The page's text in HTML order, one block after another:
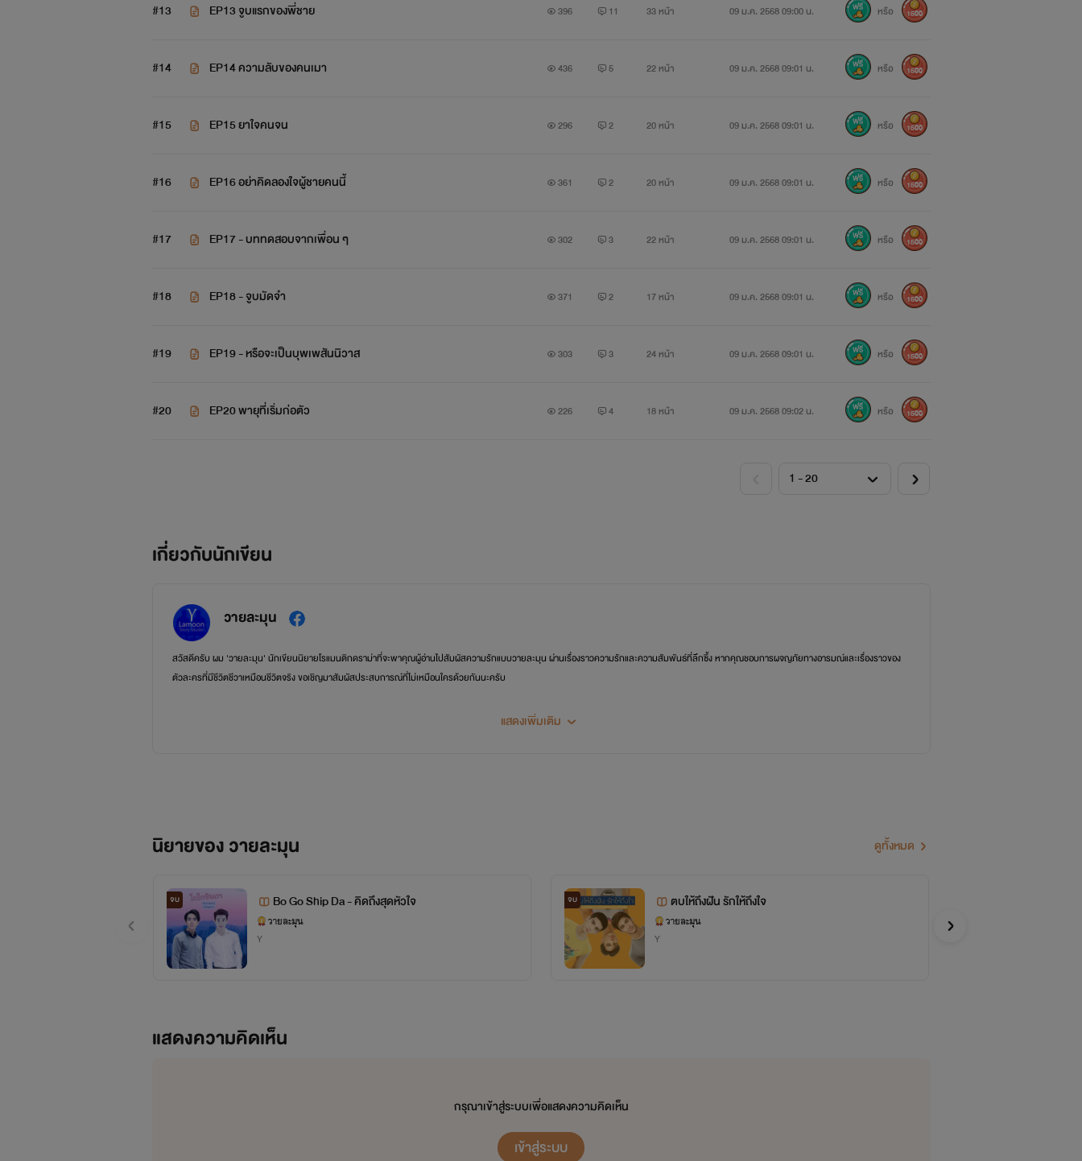
#13 EP13 จูบแรกของพี่ชาย 396 11 33 หน้า 09 ม.ค. 2568 09:00 น. หรือ 1500
#14 EP14 ความลับของคนเมา 436 5 22 หน้า 09 ม.ค. 2568 09:01 น. หรือ 1500
#15 EP15 ยาใจคนจน 296 2 20 หน้า 09 ม.ค. 2568 09:01 น. หรือ 1500
#16 EP16 อย่าคิดลองใจผู้ชายคนนี้ 361 2 20 หน้า 09 ม.ค. 2568 09:01 น. หรือ 1500
#17 EP17 - บททดสอบจากเพื่อน ๆ 302 3 22 หน้า 09 ม.ค. 2568 09:01 น. หรือ 1500
#18 EP18 - จูบมัดจำ 371 2 17 หน้า 09 ม.ค. 2568 09:01 น. หรือ 1500
#19 EP19 - หรือจะเป็นบุพเพสันนิวาส 303 3 24 หน้า 09 ม.ค. 2568 09:01 น. หรือ 1500
#20 EP20 พายุที่เริ่มก่อตัว 226 4 18 หน้า 09 ม.ค. 2568 09:02 น. หรือ 1500
เกี่ยวกับนักเขียน
วายละมุน
สวัสดีครับ ผม 'วายละมุน' นักเขียนนิยายโรแมนติกดราม่าที่จะพาคุณผู้อ่านไปสัมผัสความรักแบบวายละมุน ผ่านเรื่องราวความรักและความสัมพันธ์ที่ลึกซึ้ง หากคุณชอบการผจญภัยทางอารมณ์และเรื่องราวของ
ตัวละครที่มีชีวิตชีวาเหมือนชีวิตจริง ขอเชิญมาสัมผัสประสบการณ์ที่ไม่เหมือนใครด้วยกันนะครับ
แสดงเพิ่มเติม
นิยายของ วายละมุน ดูทั้งหมด
จบ Bo Go Ship Da - คิดถึงสุดหัวใจ
วายละมุน
Y
จบ ตบให้ถึงฝัน รักให้ถึงใจ
วายละมุน
Y
แสดงความคิดเห็น
กรุณาเข้าสู่ระบบเพื่อแสดงความคิดเห็น
เข้าสู่ระบบ